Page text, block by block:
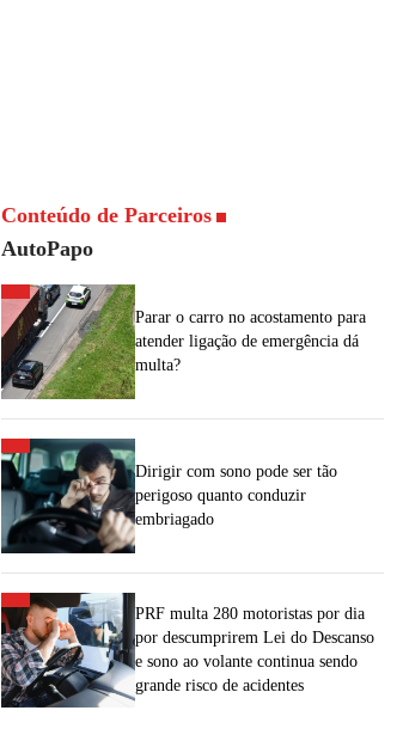
Conteúdo de Parceiros
AutoPapo
Parar o carro no acostamento para
atender ligação de emergência dá
multa?
Dirigir com sono pode ser tão
perigoso quanto conduzir
embriagado
PRF multa 280 motoristas por dia
por descumprirem Lei do Descanso
e sono ao volante continua sendo
grande risco de acidentes